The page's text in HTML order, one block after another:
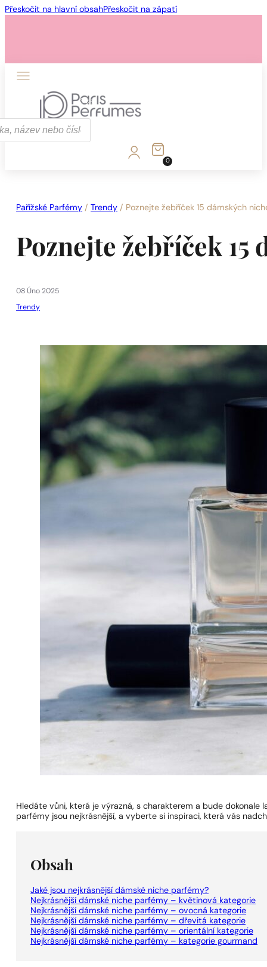
Přeskočit na hlavní obsahPřeskočit na zápatí
1 - 3 ks
0
Pařížské Parfémy / Trendy / Poznejte žebříček 15 dámských
Poznejte žebříček
08 Úno 2025
Trendy
Hledáte vůni, která je výrazná, s charakterem a bude dokonale
parfémy jsou nejkrásnější, a vyberte si inspiraci, která vás
Obsah
Jaké jsou nejkrásnější dámské niche parfémy?
Nejkrásnější dámské niche parfémy – květinová kategorie
Nejkrásnější dámské niche parfémy – ovocná kategorie
Nejkrásnější dámské niche parfémy – dřevitá kategorie
Nejkrásnější dámské niche parfémy – orientální kategorie
Nejkrásnější dámské niche parfémy – kategorie gourmand